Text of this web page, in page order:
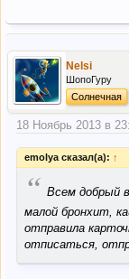
Nelsi
ШопоГуру
Солнечная
18 Ноябрь 2013 в
emolya сказал(а): ↑
“ Всем добрый
малой бронхит,
отправила
отписаться,